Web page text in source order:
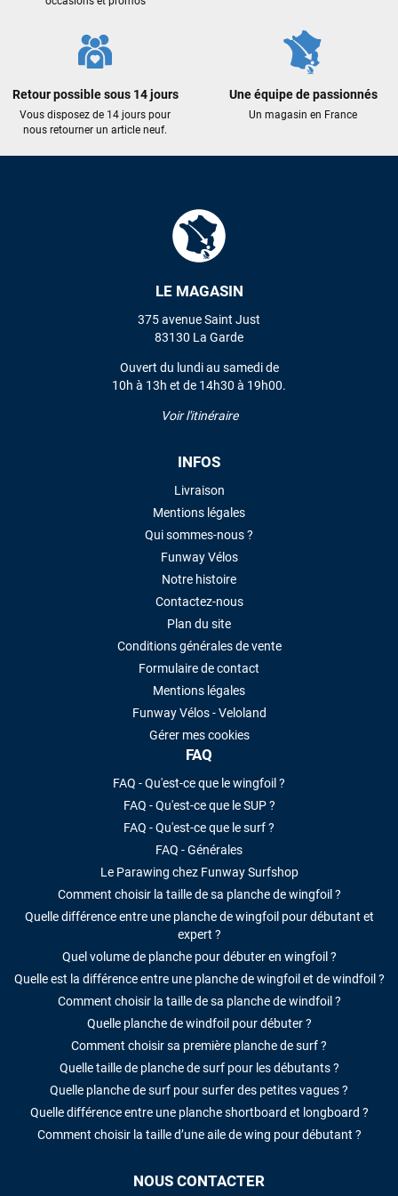
Retour possible sous 14 jours
Vous disposez de 14 jours pour
nous retourner un article neuf.
Une équipe de passionnés
Un magasin en France
LE MAGASIN
375 avenue Saint Just
83130 La Garde
Ouvert du lundi au samedi de
10h à 13h et de 14h30 à 19h00.
Voir l'itinéraire
INFOS
Livraison
Mentions légales
Qui sommes-nous ?
Funway Vélos
Notre histoire
Contactez-nous
Plan du site
Conditions générales de vente
Formulaire de contact
Mentions légales
Funway Vélos - Veloland
Gérer mes cookies
FAQ
FAQ - Qu'est-ce que le wingfoil ?
FAQ - Qu'est-ce que le SUP ?
FAQ - Qu'est-ce que le surf ?
FAQ - Générales
Le Parawing chez Funway Surfshop
Comment choisir la taille de sa planche de wingfoil ?
Quelle différence entre une planche de wingfoil pour débutant et
expert ?
Quel volume de planche pour débuter en wingfoil ?
Quelle est la différence entre une planche de wingfoil et de windfoil ?
Comment choisir la taille de sa planche de windfoil ?
Quelle planche de windfoil pour débuter ?
Comment choisir sa première planche de surf ?
Quelle taille de planche de surf pour les débutants ?
Quelle planche de surf pour surfer des petites vagues ?
Quelle différence entre une planche shortboard et longboard ?
Comment choisir la taille d’une aile de wing pour débutant ?
NOUS CONTACTER
Maronui RICHMOND
il y a 3 mois
J'ai acheté une voile d'occasion depuis Tahiti. Super service.
L'envoi a été rapide. La voile est arrivée en super état.
Mauruuru roa.
LAISSER UN AVIS